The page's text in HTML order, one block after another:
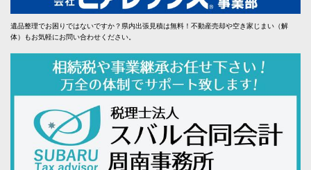
遺品整理でお困りではないですか？県内出張見積は無料！不動産売却や空き家じまい（解
体）もお気軽にお問い合わせください。